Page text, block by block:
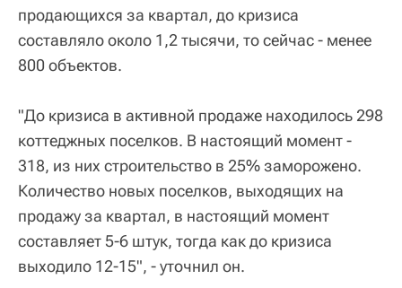
продающихся за квартал, до кризиса
составляло около 1,2 тысячи, то сейчас - менее
800 объектов.
"До кризиса в активной продаже находилось 298
коттеджных поселков. В настоящий момент -
318, из них строительство в 25% заморожено.
Количество новых поселков, выходящих на
продажу за квартал, в настоящий момент
составляет 5-6 штук, тогда как до кризиса
выходило 12-15", - уточнил он.